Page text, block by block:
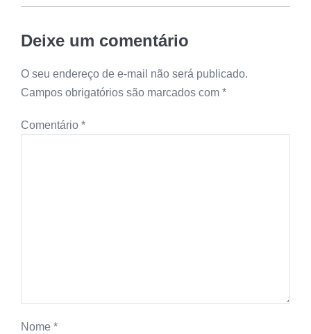
Deixe um comentário
O seu endereço de e-mail não será publicado.
Campos obrigatórios são marcados com *
Comentário *
Nome *